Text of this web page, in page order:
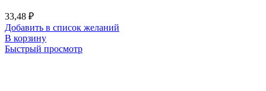
33,48 ₽
Добавить в список желаний
В корзину
Быстрый просмотр